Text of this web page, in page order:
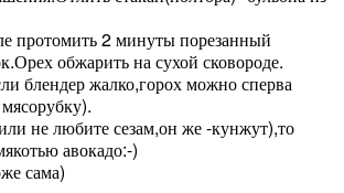
протомить 2 минуты порезанный
обжарить на сухой сковороде.
блендер жалко,горох можно сперва
не любите сезам,он же -кунжут),то
авокадо:-)
сама)